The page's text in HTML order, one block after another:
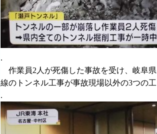
.
作業員2人が死傷した事故を受け、岐阜
線のトンネル工事が事故現場以外の3つの
.